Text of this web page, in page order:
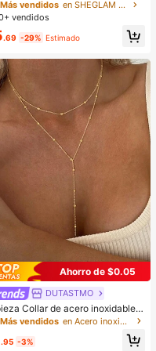
Prebase Marca de B
Cosmética Maquillaje para
vendidos
en SHEGLAM Maquillaje
vendidos
.69 -29% Estimado
Ahorro de $0.05
DUTASTMO
Collar de acero inoxidable d
capa, collar largo con colga
de cuenta redonda, uso diario
vendidos en Acero inoxidable Collares De Mujer
.95 -3%